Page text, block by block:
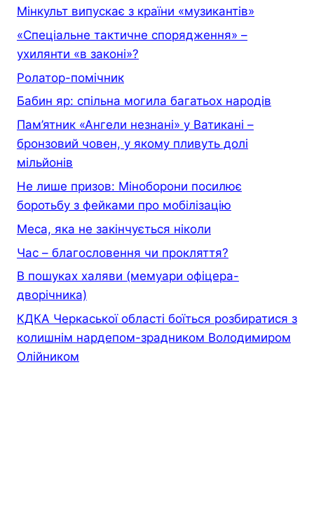
Мінкульт випускає з країни «музикантів»
«Спеціальне тактичне спорядження» –
ухилянти «в законі»?
Ролатор-помічник
Бабин яр: спільна могила багатьох народів
Пам’ятник «Ангели незнані» у Ватикані –
бронзовий човен, у якому пливуть долі
мільйонів
Не лише призов: Міноборони посилює
боротьбу з фейками про мобілізацію
Меса, яка не закінчується ніколи
Час – благословення чи прокляття?
В пошуках халяви (мемуари офiцера-
дворiчника)
КДКА Черкаської області боїться розбиратися з
колишнім нардепом-зрадником Володимиром
Олійником